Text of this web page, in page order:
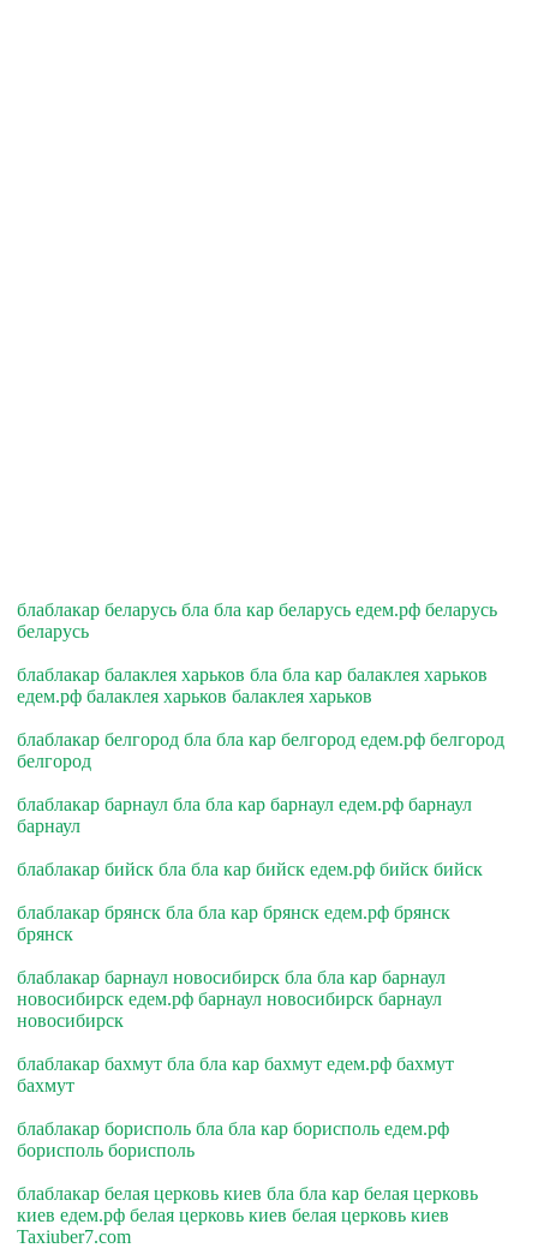
блаблакар беларусь бла бла кар беларусь едем.рф беларусь
беларусь
блаблакар балаклея харьков бла бла кар балаклея харьков
едем.рф балаклея харьков балаклея харьков
блаблакар белгород бла бла кар белгород едем.рф белгород
белгород
блаблакар барнаул бла бла кар барнаул едем.рф барнаул
барнаул
блаблакар бийск бла бла кар бийск едем.рф бийск бийск
блаблакар брянск бла бла кар брянск едем.рф брянск
брянск
блаблакар барнаул новосибирск бла бла кар барнаул
новосибирск едем.рф барнаул новосибирск барнаул
новосибирск
блаблакар бахмут бла бла кар бахмут едем.рф бахмут
бахмут
блаблакар борисполь бла бла кар борисполь едем.рф
борисполь борисполь
блаблакар белая церковь киев бла бла кар белая церковь
киев едем.рф белая церковь киев белая церковь киев
Taxiuber7.com